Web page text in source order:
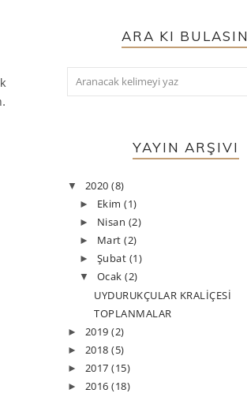
ARA KI BULASIN
YAYIN ARŞIVI
▼ 2020 (8)
► Ekim(1)
► Nisan (2)
► Mart(2)
► Şubat (1)
▼ Ocak(2)
UYDURUKÇULAR KRALİÇESİ
TOPLANMALAR
► 2019 (2)
► 2018 (5)
► 2017 (15)
► 2016 (18)